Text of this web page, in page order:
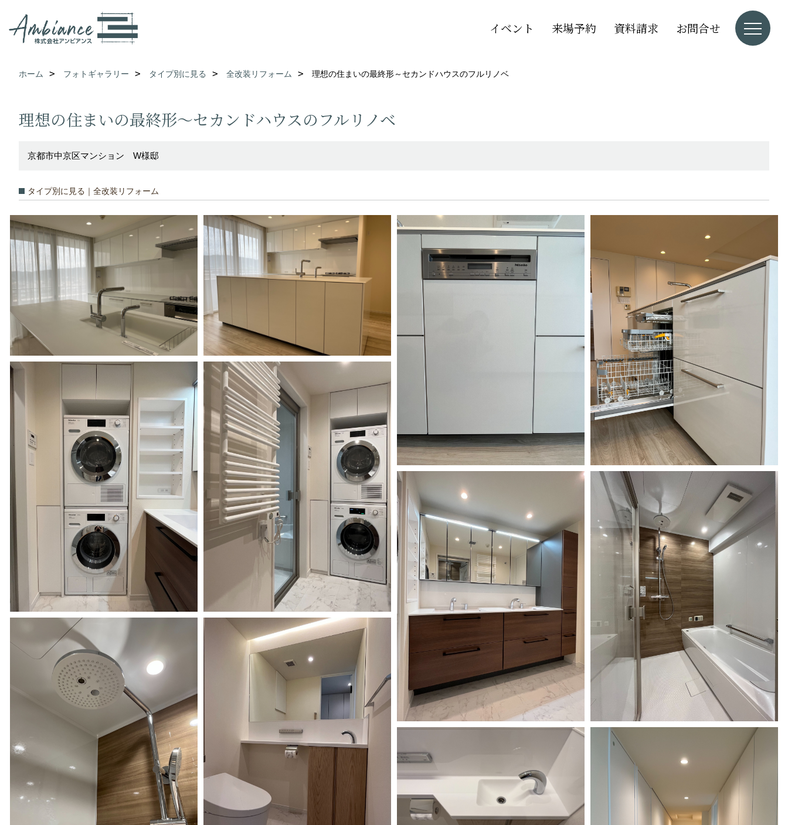
イベント 来場予約 資料請求 お問合せ
ホーム フォトギャラリー タイプ別に見る 全改装リフォーム 理想の住まいの最終形～セカンドハウスのフルリノベ
理想の住まいの最終形～セカンドハウスのフルリノベ
京都市中京区マンション W様邸
タイプ別に見る｜全改装リフォーム